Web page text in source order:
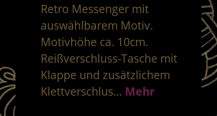
Retro Messenger mit
auswählbarem Motiv.
Motivhöhe ca. 10cm.
Reißverschluss-Tasche mit
Klappe und zusätzlichem
Klettverschlus… Mehr